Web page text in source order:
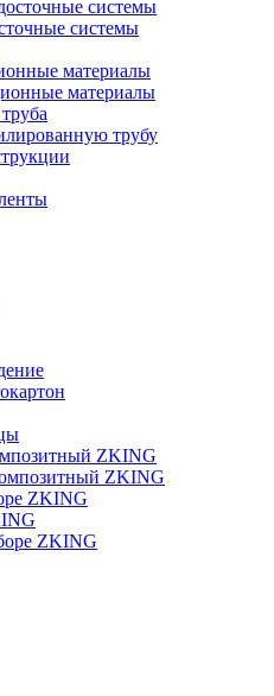
системы
системы
материалы
материалы
трубу
ZKING
ZKING
ZKING
ZKING